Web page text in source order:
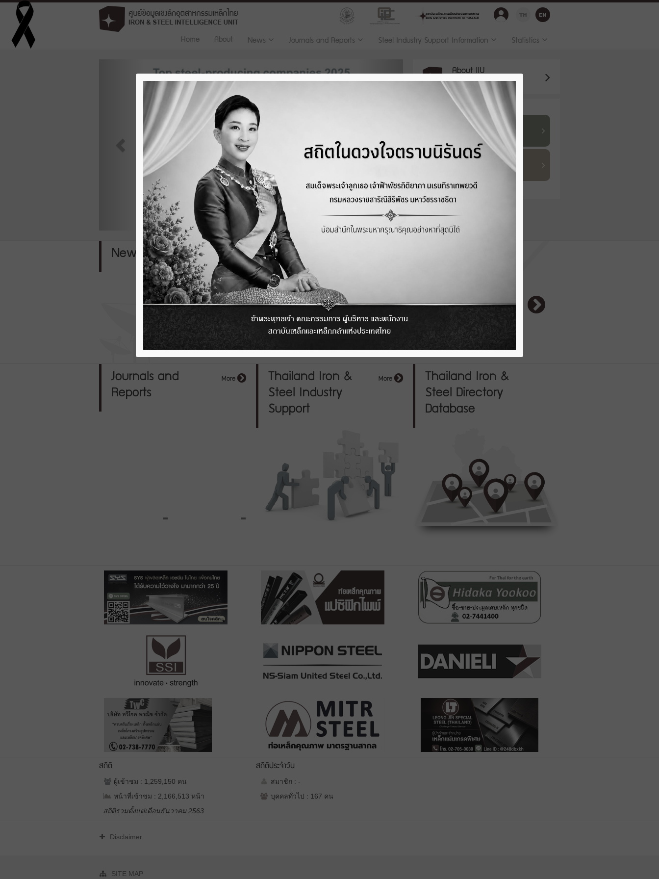
Home About News Journals and Reports Steel Industry Support Information Statistics
About IIU
Industry WarningJuly 2026
Flat Product
Long Product
News Iron Industry News
Business News
Journals and
Reports
More
Thailand Iron &
Steel Industry
Support
More
Thailand Iron &
Steel Directory
Database
สถิติ
ผู้เข้าชม : 1,259,150 คน
หน้าที่เข้าชม : 2,166,513 หน้า
สถิติรวมตั้งแต่เดือนธันวาคม 2563
สถิติประจำวัน
สมาชิก : -
บุคคลทั่วไป : 167 คน
Disclaimer
SITE MAP